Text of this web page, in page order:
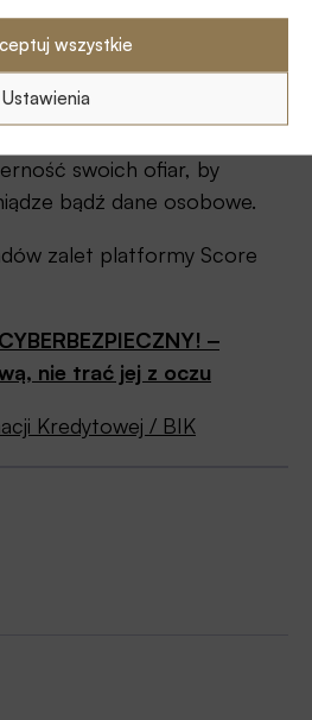
wszystkie
Ustawienia
korzystać z
jak np. kredyty i pożyczki,
internetowej i
swoich ofiar, by
bądź dane osobowe.
zalet platformy Score
‒
nie trać jej z oczu
Kredytowej / BIK